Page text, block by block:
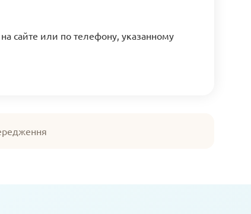
сайте или по телефону, указанному